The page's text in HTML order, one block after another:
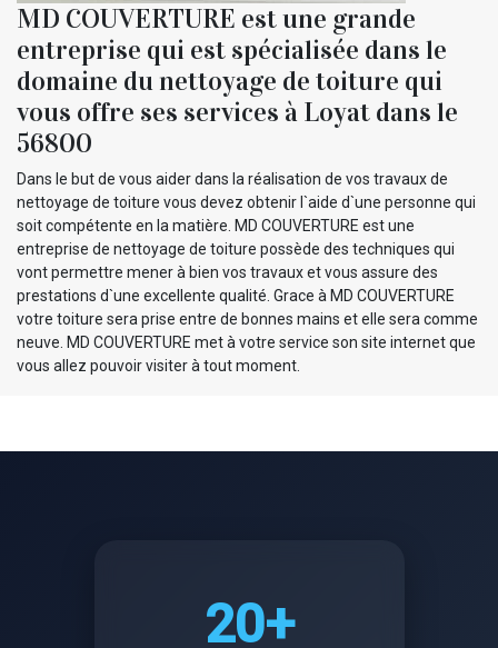
MD COUVERTURE est une grande
entreprise qui est spécialisée dans le
domaine du nettoyage de toiture qui
vous offre ses services à Loyat dans le
56800
Dans le but de vous aider dans la réalisation de vos travaux de
nettoyage de toiture vous devez obtenir l`aide d`une personne qui
soit compétente en la matière. MD COUVERTURE est une
entreprise de nettoyage de toiture possède des techniques qui
vont permettre mener à bien vos travaux et vous assure des
prestations d`une excellente qualité. Grace à MD COUVERTURE
votre toiture sera prise entre de bonnes mains et elle sera comme
neuve. MD COUVERTURE met à votre service son site internet que
vous allez pouvoir visiter à tout moment.
20+